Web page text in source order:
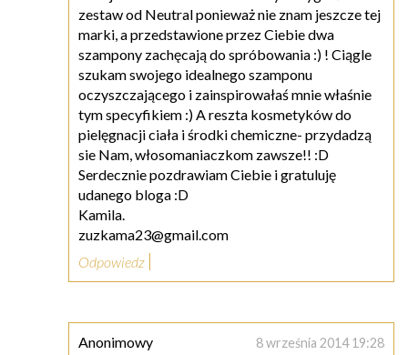
zestaw od Neutral ponieważ nie znam jeszcze tej
marki, a przedstawione przez Ciebie dwa
szampony zachęcają do spróbowania :) ! Ciągle
szukam swojego idealnego szamponu
oczyszczającego i zainspirowałaś mnie właśnie
tym specyfikiem :) A reszta kosmetyków do
pielęgnacji ciała i środki chemiczne- przydadzą
sie Nam, włosomaniaczkom zawsze!! :D
Serdecznie pozdrawiam Ciebie i gratuluję
udanego bloga :D
Kamila.
zuzkama23@gmail.com
Odpowiedz
Anonimowy 8 września 2014 19:28